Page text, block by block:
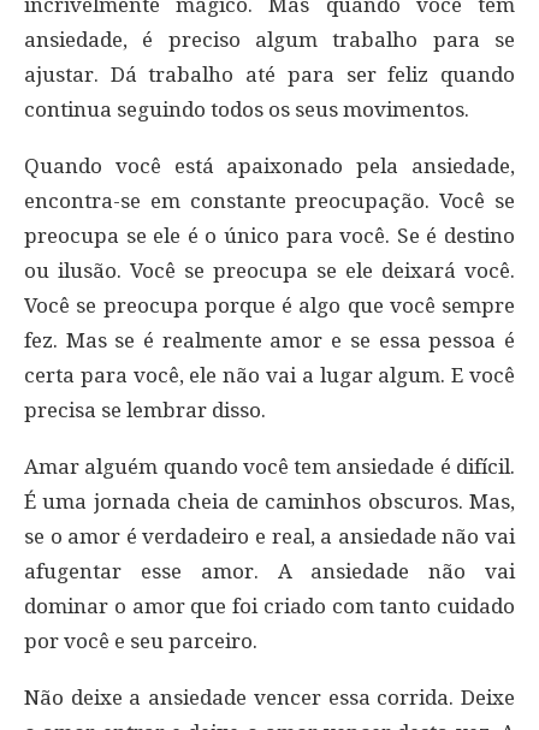
incrivelmente mágico. Mas quando você tem
ansiedade, é preciso algum trabalho para se
ajustar. Dá trabalho até para ser feliz quando
continua seguindo todos os seus movimentos.
Quando você está apaixonado pela ansiedade,
encontra-se em constante preocupação. Você se
preocupa se ele é o único para você. Se é destino
ou ilusão. Você se preocupa se ele deixará você.
Você se preocupa porque é algo que você sempre
fez. Mas se é realmente amor e se essa pessoa é
certa para você, ele não vai a lugar algum. E você
precisa se lembrar disso.
Amar alguém quando você tem ansiedade é difícil.
É uma jornada cheia de caminhos obscuros. Mas,
se o amor é verdadeiro e real, a ansiedade não vai
afugentar esse amor. A ansiedade não vai
dominar o amor que foi criado com tanto cuidado
por você e seu parceiro.
Não deixe a ansiedade vencer essa corrida. Deixe